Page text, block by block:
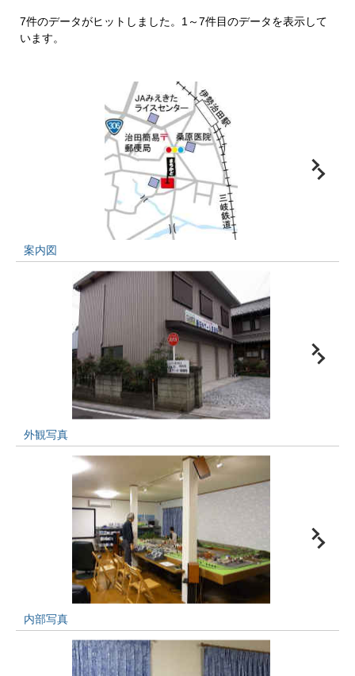
7件のデータがヒットしました。1～7件目のデータを表示して
います。
案内図
外観写真
内部写真